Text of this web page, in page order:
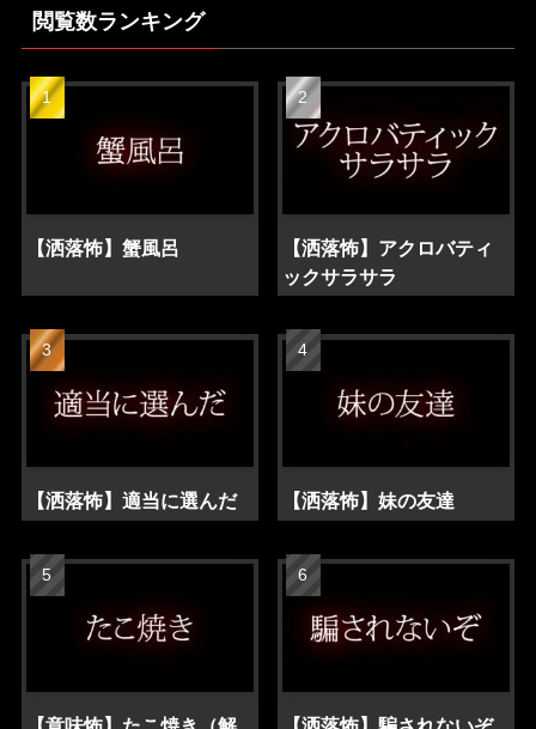
閲覧数ランキング
【洒落怖】蟹風呂
【洒落怖】アクロバティ
ックサラサラ
【洒落怖】適当に選んだ 【洒落怖】妹の友達